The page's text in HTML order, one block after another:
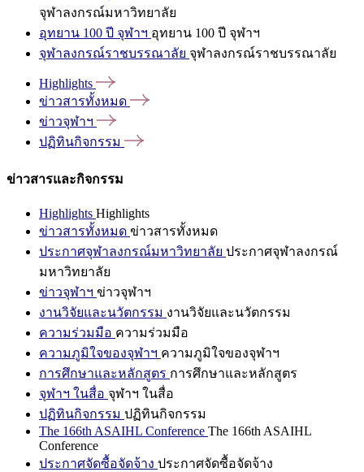
จุฬาลงกรณ์มหาวิทยาลัย
อุทยาน 100 ปี จุฬาฯ อุทยาน 100 ปี จุฬาฯ
จุฬาลงกรณ์ราชบรรณาลัย จุฬาลงกรณ์ราชบรรณาลัย
Highlights
ข่าวสารทั้งหมด
ข่าวจุฬาฯ
ปฏิทินกิจกรรม
ข่าวสารและกิจกรรม
Highlights Highlights
ข่าวสารทั้งหมด ข่าวสารทั้งหมด
ประกาศจุฬาลงกรณ์มหาวิทยาลัย ประกาศจุฬาลงกรณ์
มหาวิทยาลัย
ข่าวจุฬาฯ ข่าวจุฬาฯ
งานวิจัยและนวัตกรรม งานวิจัยและนวัตกรรม
ความร่วมมือ ความร่วมมือ
ความภูมิใจของจุฬาฯ ความภูมิใจของจุฬาฯ
การศึกษาและหลักสูตร การศึกษาและหลักสูตร
จุฬาฯ ในสื่อ จุฬาฯ ในสื่อ
ปฏิทินกิจกรรม ปฏิทินกิจกรรม
The 166th ASAIHL Conference The 166th ASAIHL
Conference
ประกาศจัดซื้อจัดจ้าง ประกาศจัดซื้อจัดจ้าง